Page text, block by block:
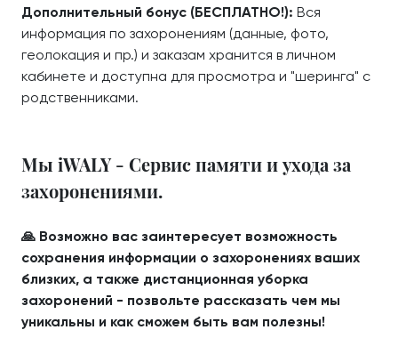
Дополнительный бонус (БЕСПЛАТНО!): Вся
информация по захоронениям (данные, фото,
геолокация и пр.) и заказам хранится в личном
кабинете и доступна для просмотра и "шеринга" с
родственниками.
Мы iWALY - Сервис памяти и ухода за
захоронениями.
🙏 Возможно вас заинтересует возможность
сохранения информации о захоронениях ваших
близких, а также дистанционная уборка
захоронений - позвольте рассказать чем мы
уникальны и как сможем быть вам полезны!